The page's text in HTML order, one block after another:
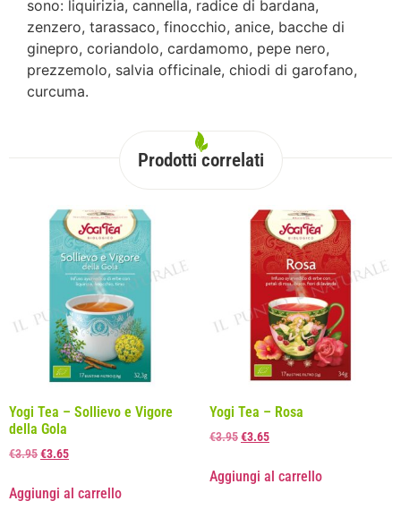
sono: liquirizia, cannella, radice di bardana,
zenzero, tarassaco, finocchio, anice, bacche di
ginepro, coriandolo, cardamomo, pepe nero,
prezzemolo, salvia officinale, chiodi di garofano,
curcuma.
Prodotti correlati
Yogi Tea – Sollievo e Vigore
della Gola
€3.95€3.65
Aggiungi al carrello
Yogi Tea – Rosa
€3.95€3.65
Aggiungi al carrello